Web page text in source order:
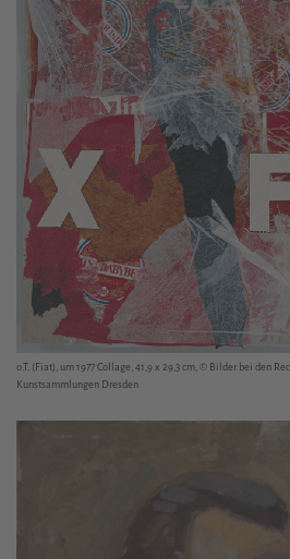
o.T. (Fiat), um 1977 Collage, 41,9 x 29,3 cm, © Bilder bei den
Kunstsammlungen Dresden